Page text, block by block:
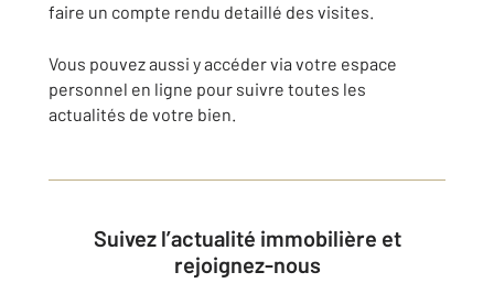
faire un compte rendu detaillé des visites.
Vous pouvez aussi y accéder via votre espace
personnel en ligne pour suivre toutes les
actualités de votre bien.
Suivez l’actualité immobilière et
rejoignez-nous